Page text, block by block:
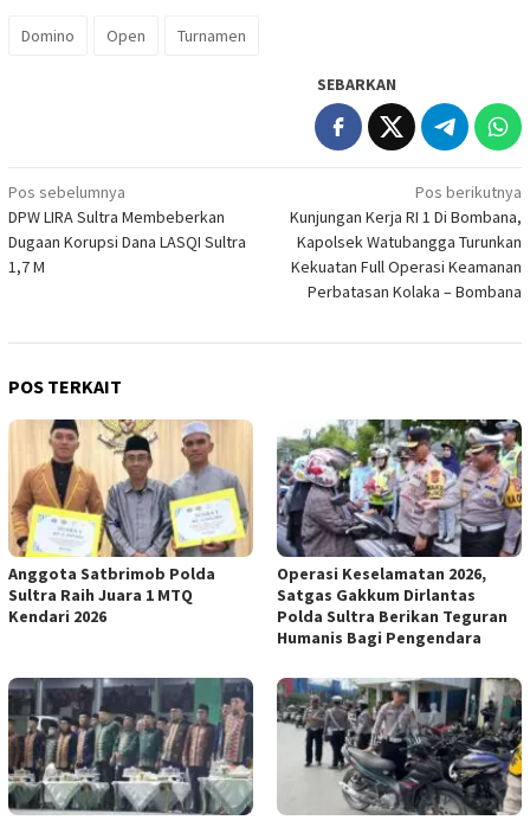
Domino Open Turnamen
SEBARKAN
Navigasi
pos
Pos sebelumnya
DPW LIRA Sultra Membeberkan
Dugaan Korupsi Dana LASQI Sultra
1,7 M
Pos berikutnya
Kunjungan Kerja RI 1 Di Bombana,
Kapolsek Watubangga Turunkan
Kekuatan Full Operasi Keamanan
Perbatasan Kolaka – Bombana
POS TERKAIT
Anggota Satbrimob Polda
Sultra Raih Juara 1 MTQ
Kendari 2026
Operasi Keselamatan 2026,
Satgas Gakkum Dirlantas
Polda Sultra Berikan Teguran
Humanis Bagi Pengendara